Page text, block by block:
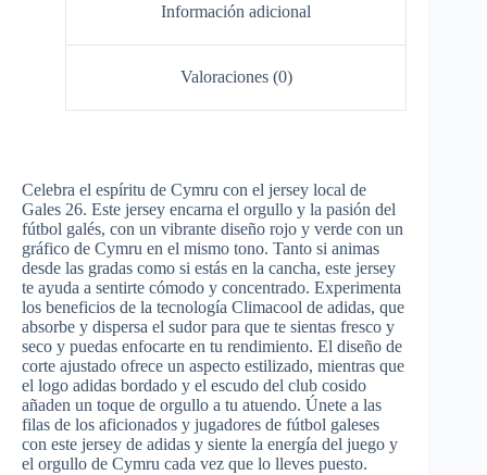
Información adicional
Valoraciones (0)
Celebra el espíritu de Cymru con el jersey local de
Gales 26. Este jersey encarna el orgullo y la pasión del
fútbol galés, con un vibrante diseño rojo y verde con un
gráfico de Cymru en el mismo tono. Tanto si animas
desde las gradas como si estás en la cancha, este jersey
te ayuda a sentirte cómodo y concentrado. Experimenta
los beneficios de la tecnología Climacool de adidas, que
absorbe y dispersa el sudor para que te sientas fresco y
seco y puedas enfocarte en tu rendimiento. El diseño de
corte ajustado ofrece un aspecto estilizado, mientras que
el logo adidas bordado y el escudo del club cosido
añaden un toque de orgullo a tu atuendo. Únete a las
filas de los aficionados y jugadores de fútbol galeses
con este jersey de adidas y siente la energía del juego y
el orgullo de Cymru cada vez que lo lleves puesto.